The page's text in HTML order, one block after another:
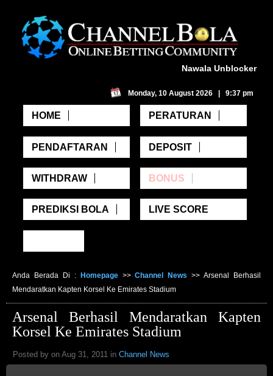
Nawala Unblocker
Monday, 10 August 2026 | 9:37 pm
HOME PERATURAN
PENDAFTARAN DEPOSIT
WITHDRAW BONUS
PREDIKSI BOLA LIVE SCORE
Anda Berada Di : Homepage>>Channel News >>Arsenal Berhasil
Mendaratkan Kapten Korsel Ke Emirates Stadium
Arsenal Berhasil Mendaratkan Kapten
Korsel Ke Emirates Stadium
Posted by on Aug 31, 2011 in Channel News